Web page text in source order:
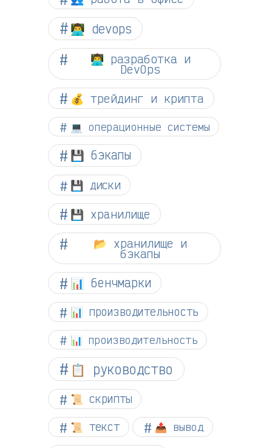
👨‍💻 devops
👨‍💻 разработка и
DevOps
💰 трейдинг и крипта
💻 операционные системы
💾 бэкапы
💾 диски
💾 хранилище
📂 хранилище и
бэкапы
📊 бенчмарки
📊 производительность
📊 производительность
📋 руководство
📜 скрипты
📜 текст 📤 вывод